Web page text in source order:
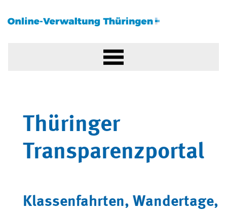
Thüringer
Transparenzportal
Klassenfahrten, Wandertage,